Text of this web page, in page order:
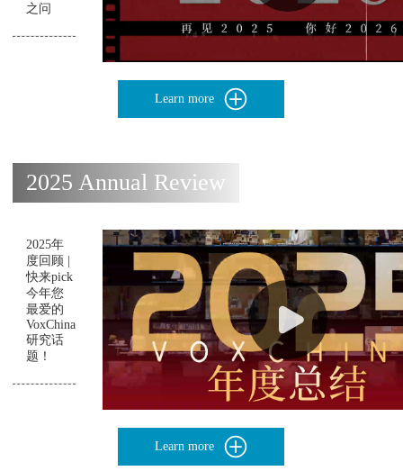
之问
Learn more
2025 Annual Review
2025年
度回顾 |
快来pick
今年您
最爱的
VoxChina
研究话
题！
Learn more